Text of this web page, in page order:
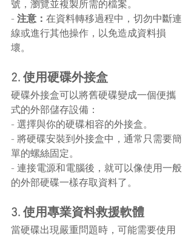
號，瀏覽並複製所需的檔案。
- 注意： 在資料轉移過程中，切勿中斷連
線或進行其他操作，以免造成資料損
壞。
2. 使用硬碟外接盒
硬碟外接盒可以將舊硬碟變成一個便攜
式的外部儲存設備：
- 選擇與你的硬碟相容的外接盒。
- 將硬碟安裝到外接盒中，通常只需要簡
單的螺絲固定。
- 連接電源和電腦後，就可以像使用一般
的外部硬碟一樣存取資料了。
3. 使用專業資料救援軟體
當硬碟出現嚴重問題時，可能需要使用